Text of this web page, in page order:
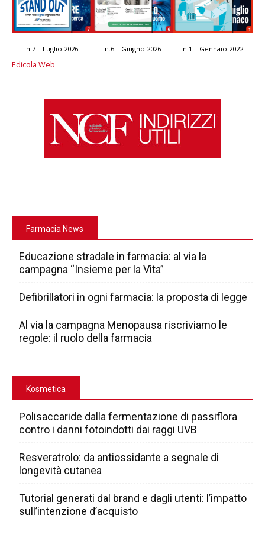
n.7 – Luglio 2026 n.6 – Giugno 2026 n.1 – Gennaio 2022
Edicola Web
Farmacia News
Educazione stradale in farmacia: al via la
campagna “Insieme per la Vita”
Defibrillatori in ogni farmacia: la proposta di legge
Al via la campagna Menopausa riscriviamo le
regole: il ruolo della farmacia
Kosmetica
Polisaccaride dalla fermentazione di passiflora
contro i danni fotoindotti dai raggi UVB
Resveratrolo: da antiossidante a segnale di
longevità cutanea
Tutorial generati dal brand e dagli utenti: l’impatto
sull’intenzione d’acquisto